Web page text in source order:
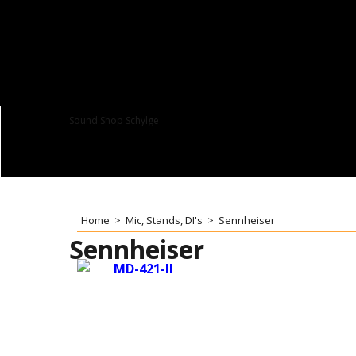
Sound Shop Schylge
Home > Mic, Stands, DI's > Sennheiser
Sennheiser